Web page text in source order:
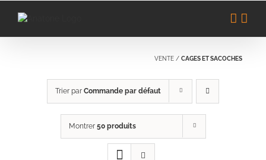
VENTE / CAGES ET SACOCHES
Trier par Commande par défaut
Montrer 50 produits